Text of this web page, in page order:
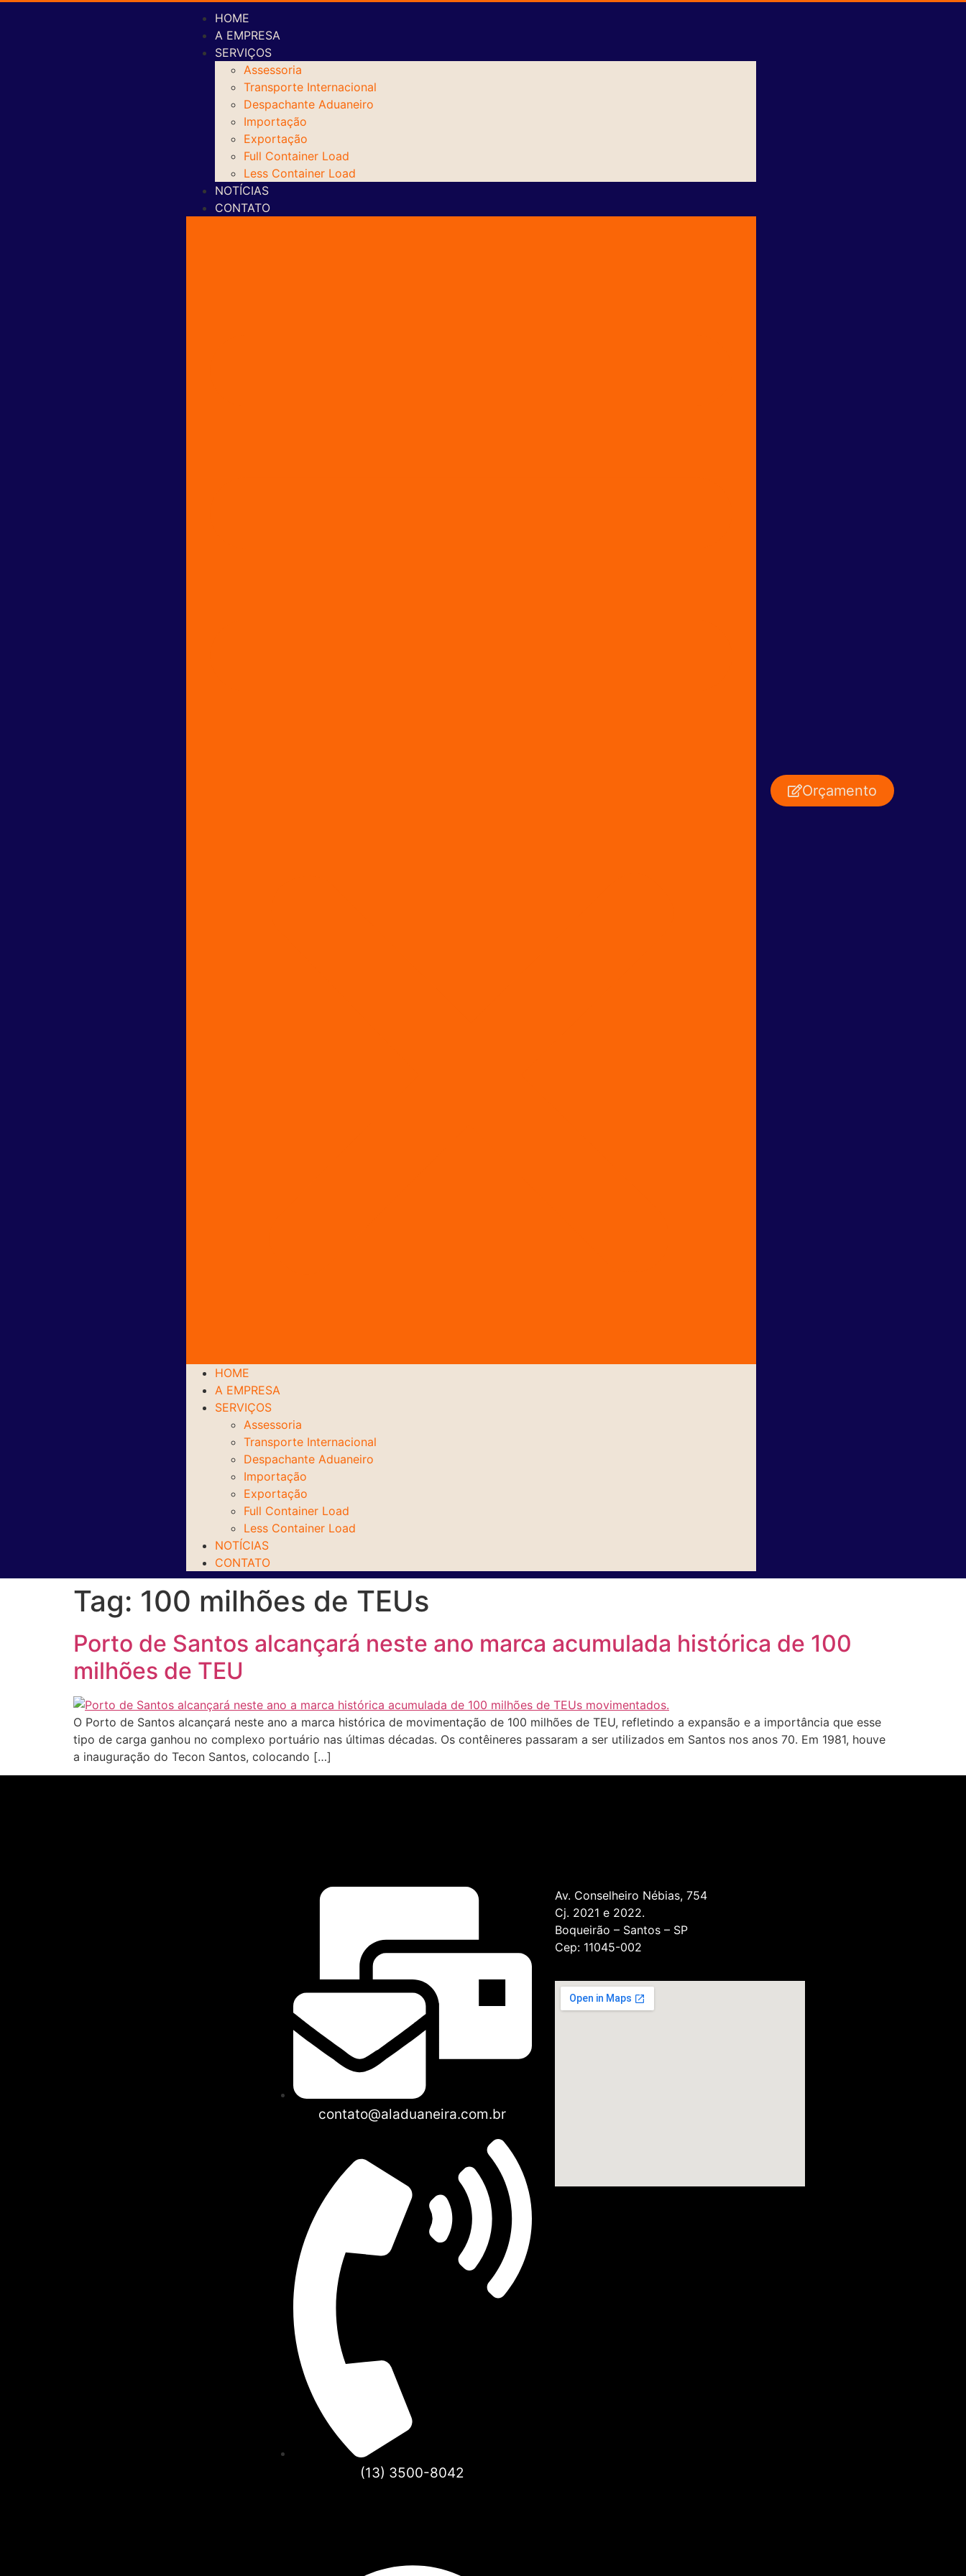
HOME
A EMPRESA
SERVIÇOS
Assessoria
Transporte Internacional
Despachante Aduaneiro
Importação
Exportação
Full Container Load
Less Container Load
NOTÍCIAS
CONTATO
HOME
A EMPRESA
SERVIÇOS
Assessoria
Transporte Internacional
Despachante Aduaneiro
Importação
Exportação
Full Container Load
Less Container Load
NOTÍCIAS
CONTATO
Orçamento
Tag: 100 milhões de TEUs
Porto de Santos alcançará neste ano marca acumulada histórica de 100
milhões de TEU
O Porto de Santos alcançará neste ano a marca histórica de movimentação de 100 milhões de TEU, refletindo a expansão e a importância que esse
tipo de carga ganhou no complexo portuário nas últimas décadas. Os contêineres passaram a ser utilizados em Santos nos anos 70. Em 1981, houve
a inauguração do Tecon Santos, colocando […]
contato@aladuaneira.com.br
(13) 3500-8042
Av. Conselheiro Nébias, 754
Cj. 2021 e 2022.
Boqueirão – Santos – SP
Cep: 11045-002